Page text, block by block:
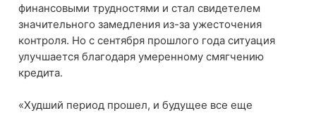
финансовыми трудностями и стал свидетелем
значительного замедления из-за ужесточения
контроля. Но с сентября прошлого года ситуация
улучшается благодаря умеренному смягчению
кредита.
«Худший период прошел, и будущее все еще